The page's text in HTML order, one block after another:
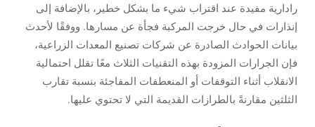
رادارية مفيدة عند اقتراب شيء ما بشكل خطير، بالإضافة إلى
إنذارات في حال خرجت المركبة فجأة عن مسارها. ووفقًا لأحدث
بيانات الحوادث الصادرة عن شركات تصنيع المعدات الزراعية،
فإن الجرارات المزودة بهذه التقنيات الثلاث معًا تقلل احتمالية
الانقلاب أثناء التوقفات أو المنعطفات المفاجئة بنسبة تقارب
الثلثين مقارنةً بالطرازات القديمة التي لا تحتوي عليها.